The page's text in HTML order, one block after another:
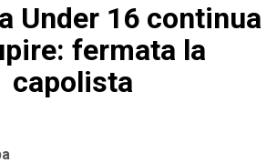
Under 16 continua
fermata la
capolista